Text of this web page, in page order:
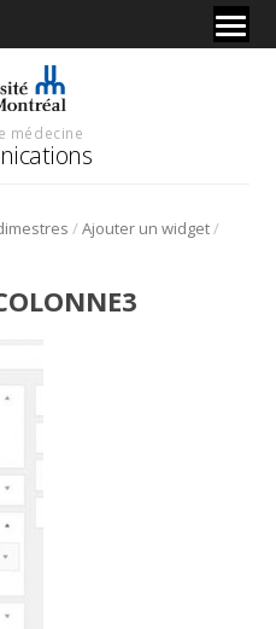
médecine
/Ajouter un widget/